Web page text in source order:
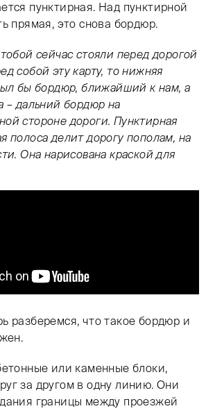
пунктирная. Над пунктирной
прямая, это снова бордюр.
сейчас стояли перед дорогой
собой эту карту, то нижняя
бы бордюр, ближайший к нам, а
– дальний бордюр на
стороне дороги. Пунктирная
полоса делит дорогу пополам, на
Она нарисована краской для
разберемся, что такое бордюр и
или каменные блоки,
за другом в одну линию. Они
границы между проезжей